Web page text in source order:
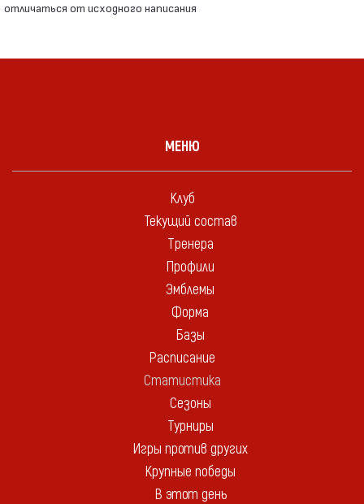
отличаться от исходного написания
МЕНЮ
Клуб
Текущий состав
Тренера
Профили
Эмблемы
Форма
Базы
Расписание
Статистика
Сезоны
Турниры
Игры против других
Крупные победы
В этот день